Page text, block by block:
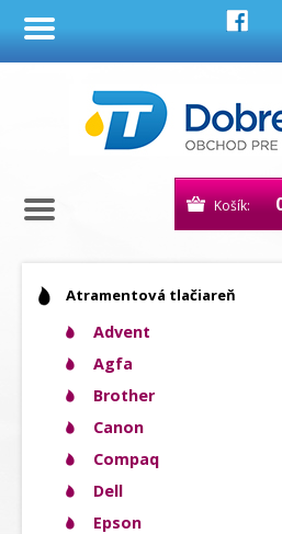
Košík:
Atramentová tlačiareň
Advent
Agfa
Brother
Canon
Compaq
Dell
Epson